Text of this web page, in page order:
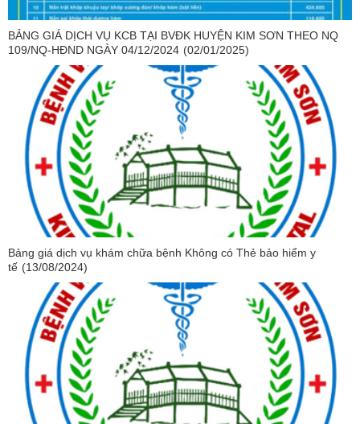
BẢNG GIÁ DỊCH VỤ KCB TẠI BVĐK HUYỆN KIM SƠN THEO NQ
109/NQ-HĐND NGÀY 04/12/2024 (02/01/2025)
Bảng giá dịch vụ khám chữa bệnh Không có Thẻ bảo hiểm y
tế (13/08/2024)